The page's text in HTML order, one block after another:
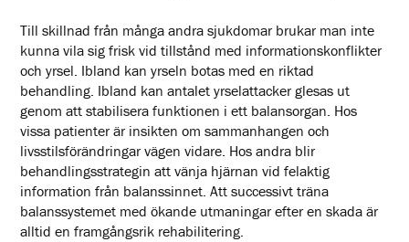
Till skillnad från många andra sjukdomar brukar man inte
kunna vila sig frisk vid tillstånd med informationskonflikter
och yrsel. Ibland kan yrseln botas med en riktad
behandling. Ibland kan antalet yrselattacker glesas ut
genom att stabilisera funktionen i ett balansorgan. Hos
vissa patienter är insikten om sammanhangen och
livsstilsförändringar vägen vidare. Hos andra blir
behandlingsstrategin att vänja hjärnan vid felaktig
information från balanssinnet. Att successivt träna
balanssystemet med ökande utmaningar efter en skada är
alltid en framgångsrik rehabilitering.